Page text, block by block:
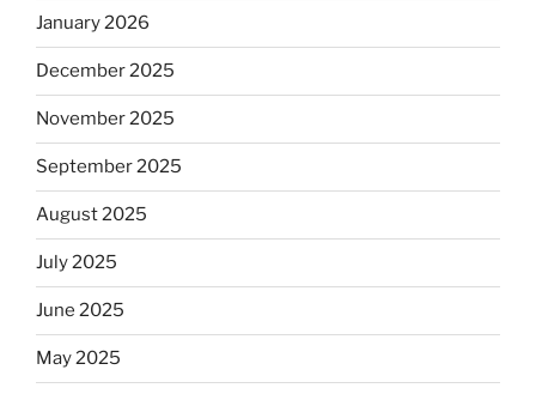
January 2026
December 2025
November 2025
September 2025
August 2025
July 2025
June 2025
May 2025